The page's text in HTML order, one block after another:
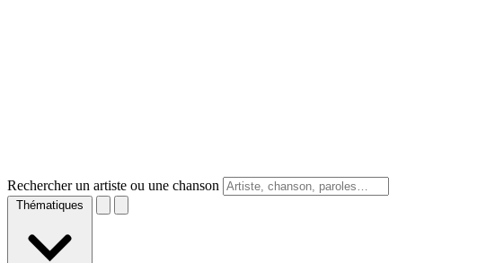
Rechercher un artiste ou une chanson
Thématiques